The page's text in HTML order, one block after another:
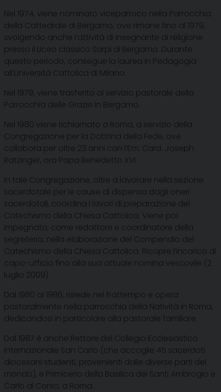
Nel 1974, viene nominato viceparroco nella Parrocchia
della Cattedrale di Bergamo, ove rimane fino al 1979,
svolgendo anche l’attività di insegnante di religione
presso il Liceo classico Sarpi di Bergamo. Durante
questo periodo, consegue la laurea in Pedagogia
all’Università Cattolica di Milano.
Nel 1979, viene trasferito al servizio pastorale della
Parrocchia delle Grazie in Bergamo.
Nel 1980 viene richiamato a Roma, a servizio della
Congregazione per la Dottrina della Fede, ove
collabora per oltre 23 anni con l’Em. Card. Joseph
Ratzinger, ora Papa Benedetto XVI.
In tale Congregazione, oltre a lavorare nella sezione
sacerdotale per le cause di dispensa dagli oneri
sacerdotali, coordina i lavori di preparazione del
Catechismo della Chiesa Cattolica. Viene poi
impegnato, come redattore e coordinatore della
segreteria, nella elaborazione del Compendio del
Catechismo della Chiesa Cattolica. Ricopre l’incarico di
capo-ufficio fino alla sua attuale nomina vescovile (2
luglio 2009).
Dal 1980 al 1986, risiede nel frattempo e opera
pastoralmente nella parrocchia della Natività in Roma,
dedicandosi in particolare alla pastorale familiare.
Dal 1987 è anche Rettore del Collegio Ecclesiastico
Internazionale San Carlo (che accoglie 45 sacerdoti
diocesani studenti, provenienti dalle diverse parti del
mondo), e Primicerio della Basilica dei Santi Ambrogio e
Carlo al Corso, a Roma.